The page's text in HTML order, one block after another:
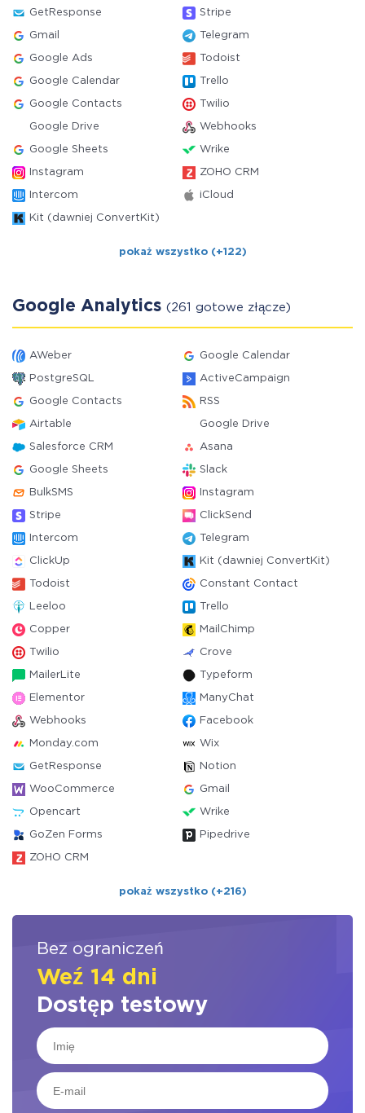
GetResponse Stripe
Gmail Telegram
Google Ads Todoist
Google Calendar Trello
Google Contacts Twilio
Google Drive Webhooks
Google Sheets Wrike
Instagram ZOHO CRM
Intercom iCloud
Kit (dawniej ConvertKit)
pokaż wszystko (+122)
Google Analytics (261 gotowe złącze)
AWeber Google Calendar
PostgreSQL ActiveCampaign
Google Contacts RSS
Airtable Google Drive
Salesforce CRM Asana
Google Sheets Slack
BulkSMS Instagram
Stripe ClickSend
Intercom Telegram
ClickUp Kit (dawniej ConvertKit)
Todoist Constant Contact
Leeloo Trello
Copper MailChimp
Twilio Crove
MailerLite Typeform
Elementor ManyChat
Webhooks Facebook
Monday.com Wix
GetResponse Notion
WooCommerce Gmail
Opencart Wrike
GoZen Forms Pipedrive
ZOHO CRM
pokaż wszystko (+216)
Bez ograniczeń
Weź 14 dni
Dostęp testowy